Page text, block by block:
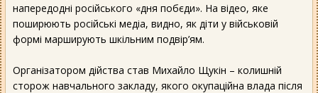
напередодні російського «дня побєди». На відео, яке
поширюють російські медіа, видно, як діти у військовій
формі марширують шкільним подвір’ям.
Організатором дійства став Михайло Щукін – колишній
сторож навчального закладу, якого окупаційна влада після